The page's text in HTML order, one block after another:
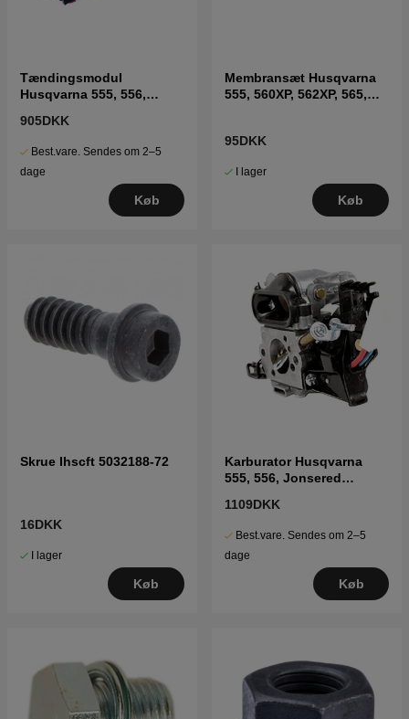
Tændingsmodul
Husqvarna 555, 556,
905DKK
Best.vare. Sendes om 2–5
dage
Køb
Membransæt Husqvarna
555, 560XP, 562XP, 565,
95DKK
I lager
Køb
Skrue Ihscft 5032188-72
16DKK
I lager
Køb
Karburator Husqvarna
555, 556, Jonsered
1109DKK
Best.vare. Sendes om 2–5
dage
Køb